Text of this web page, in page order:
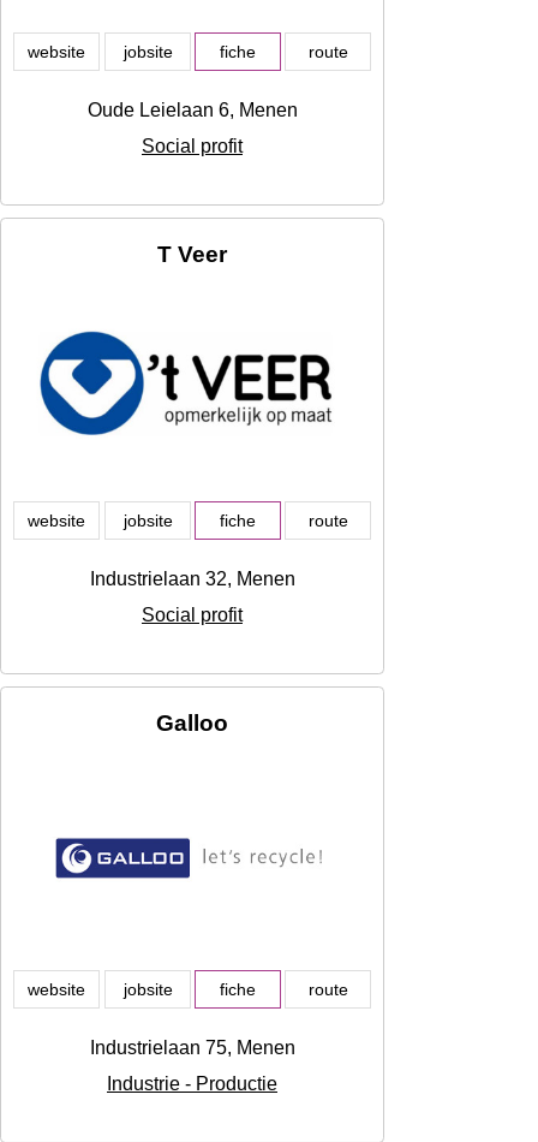
website jobsite fiche route
Oude Leielaan 6, Menen
Social profit
T Veer
website jobsite fiche route
Industrielaan 32, Menen
Social profit
Galloo
website jobsite fiche route
Industrielaan 75, Menen
Industrie - Productie